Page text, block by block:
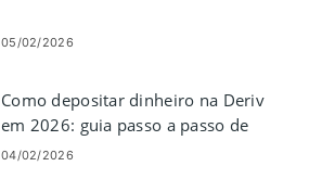
05/02/2026
Como depositar dinheiro na Deriv
em 2026: guia passo a passo de
financiamento, taxas e tempo de
04/02/2026